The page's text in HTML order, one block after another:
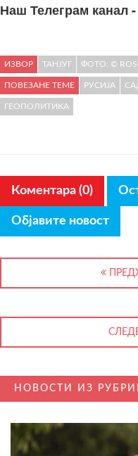
Наш Телеграм канал -
ИЗВОР ТАНЈУГ ФОТО: ©
ПОВЕЗАНЕ ТЕМЕ РУСИЈА
ГЕОПОЛИТИКА
Коментара (0)
Објавите новост
НОВОСТИ ИЗ